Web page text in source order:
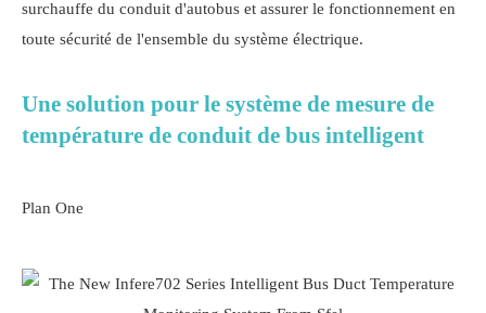
surchauffe du conduit d'autobus et assurer le fonctionnement en
toute sécurité de l'ensemble du système électrique.
Une solution pour le système de mesure de
température de conduit de bus intelligent
Plan One